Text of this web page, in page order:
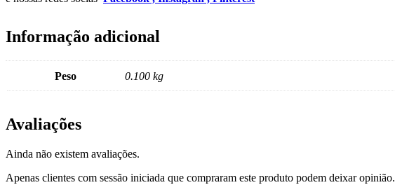
Informação adicional
Peso 0.100 kg
Avaliações
Ainda não existem avaliações.
Apenas clientes com sessão iniciada que compraram este produto podem deixar opinião.